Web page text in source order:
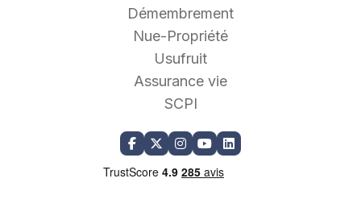
Démembrement
Nue-Propriété
Usufruit
Assurance vie
SCPI